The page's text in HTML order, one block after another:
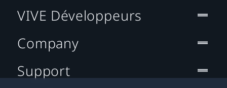
VIVE Développeurs
Company
Support